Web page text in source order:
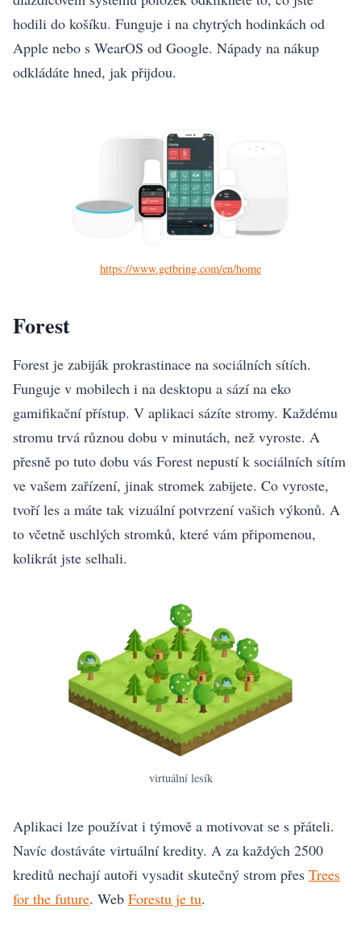
hodili do košíku. Funguje i na chytrých hodinkách od
Apple nebo s WearOS od Google. Nápady na nákup
odkládáte hned, jak přijdou.
https://www.getbring.com/en/home
Forest
Forest je zabiják prokrastinace na sociálních sítích.
Funguje v mobilech i na desktopu a sází na eko
gamifikační přístup. V aplikaci sázíte stromy. Každému
stromu trvá různou dobu v minutách, než vyroste. A
přesně po tuto dobu vás Forest nepustí k sociálních sítím
ve vašem zařízení, jinak stromek zabijete. Co vyroste,
tvoří les a máte tak vizuální potvrzení vašich výkonů. A
to včetně uschlých stromků, které vám připomenou,
kolikrát jste selhali.
virtuální lesík
Aplikaci lze používat i týmově a motivovat se s přáteli.
Navíc dostáváte virtuální kredity. A za každých 2500
kreditů nechají autoři vysadit skutečný strom přes Trees
for the future. Web Forestu je tu.